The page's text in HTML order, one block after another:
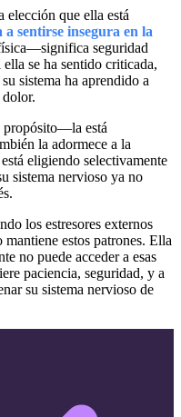
elección que ella está
sentirse insegura en la
seguridad
se ha sentido criticada,
sistema ha aprendido a
dolor.
propósito—la está
la adormece a la
eligiendo selectivamente
sistema nervioso ya no
los estresores externos
estos patrones. Ella
no puede acceder a esas
paciencia, seguridad, y a
su sistema nervioso de